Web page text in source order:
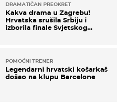
DRAMATIČAN PREOKRET
Kakva drama u Zagrebu!
Hrvatska srušila Srbiju i
izborila finale Svjetskog
POMOĆNI TRENER
Legendarni hrvatski košarkaš
došao na klupu Barcelone